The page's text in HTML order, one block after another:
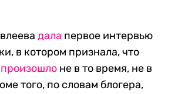
дала первое интервью
в котором признала, что
произошло не в то время, не в
того, по словам блогера,